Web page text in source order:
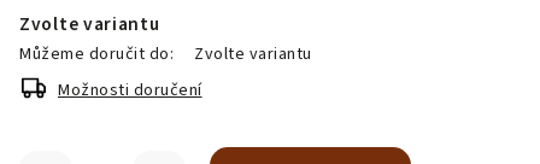
Zvolte variantu
Můžeme doručit do:
Zvolte variantu
Možnosti doručení